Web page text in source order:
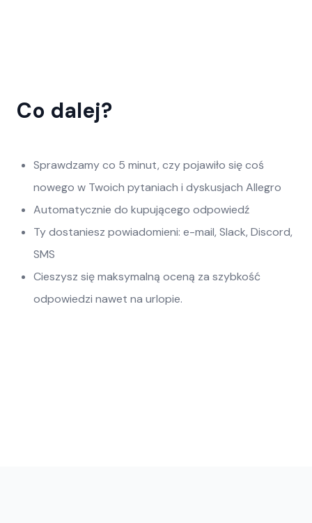
Co dalej?
Sprawdzamy co 5 minut, czy pojawiło się coś
nowego w Twoich pytaniach i dyskusjach Allegro
Automatycznie do kupującego odpowiedź
Ty dostaniesz powiadomieni: e-mail, Slack, Discord,
SMS
Cieszysz się maksymalną oceną za szybkość
odpowiedzi nawet na urlopie.